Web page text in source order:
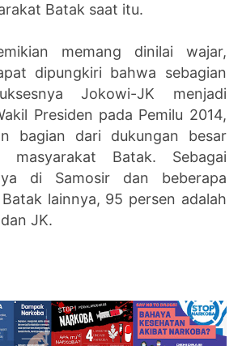
Batak saat itu.
memang dinilai wajar,
dipungkiri bahwa sebagian
Jokowi-JK menjadi
Presiden pada Pemilu 2014,
bagian dari dukungan besar
masyarakat Batak. Sebagai
di Samosir dan beberapa
lainnya, 95 persen adalah
JK.